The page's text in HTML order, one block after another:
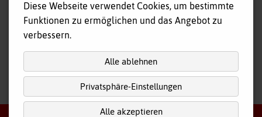
Tagespflege
Hausnotruf
nach oben
Diese Webseite verwendet Cookies, um bestimmte
Funktionen zu ermöglichen und das Angebot zu
verbessern.
Alle ablehnen
Privatsphäre-Einstellungen
Alle akzeptieren